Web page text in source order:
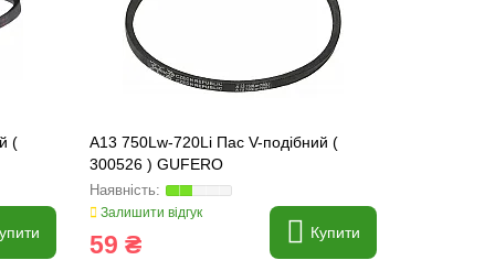
(
A13 750Lw-720Li Пас V-подібний (
300526 ) GUFERO
Залишити відгук
59 ₴ Купити